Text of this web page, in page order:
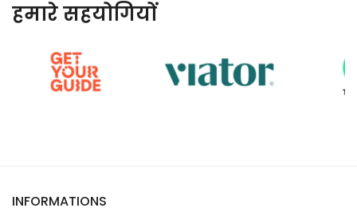
हमारे सहयोगियों
INFORMATIONS